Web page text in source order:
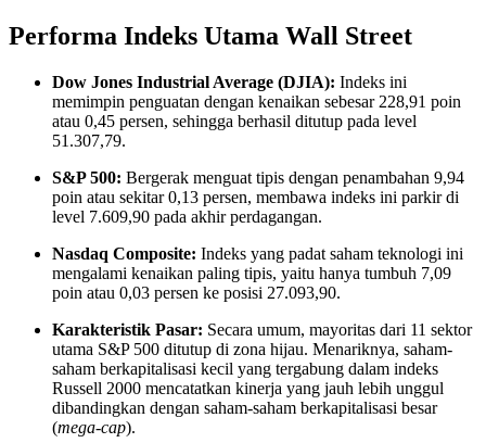
Performa Indeks Utama Wall Street
Dow Jones Industrial Average (DJIA): Indeks ini
memimpin penguatan dengan kenaikan sebesar 228,91 poin
atau 0,45 persen, sehingga berhasil ditutup pada level
51.307,79.
S&P 500: Bergerak menguat tipis dengan penambahan 9,94
poin atau sekitar 0,13 persen, membawa indeks ini parkir di
level 7.609,90 pada akhir perdagangan.
Nasdaq Composite: Indeks yang padat saham teknologi ini
mengalami kenaikan paling tipis, yaitu hanya tumbuh 7,09
poin atau 0,03 persen ke posisi 27.093,90.
Karakteristik Pasar: Secara umum, mayoritas dari 11 sektor
utama S&P 500 ditutup di zona hijau. Menariknya, saham-
saham berkapitalisasi kecil yang tergabung dalam indeks
Russell 2000 mencatatkan kinerja yang jauh lebih unggul
dibandingkan dengan saham-saham berkapitalisasi besar
(mega-cap).